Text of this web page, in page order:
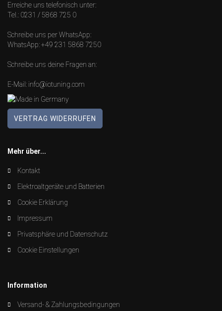
Erreiche uns telefonisch unter:
Tel.: 0231 / 5868 725 0
Schreibe uns per WhatsApp:
WhatsApp:+49 231 5868 7250
Schreibe uns deine Fragen an:
E-Mail: info@iotuning.com
VERTRAG WIDERRUFEN
Mehr über...
Kontakt
Elektroaltgeräte und Batterien
Cookie Erklärung
Impressum
Privatsphäre und Datenschutz
Cookie Einstellungen
Information
Versand- & Zahlungsbedingungen